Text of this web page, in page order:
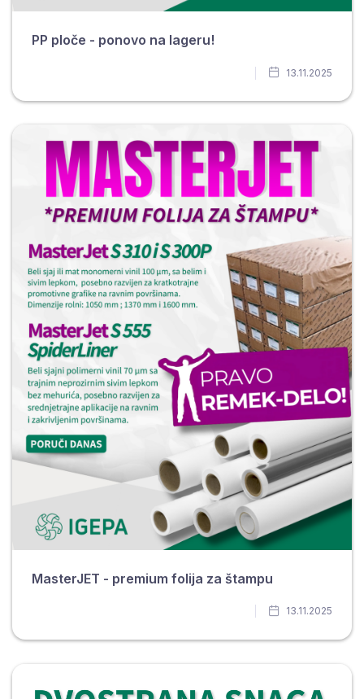
PP ploče - ponovo na lageru!
13.11.2025
MasterJET - premium folija za štampu
13.11.2025